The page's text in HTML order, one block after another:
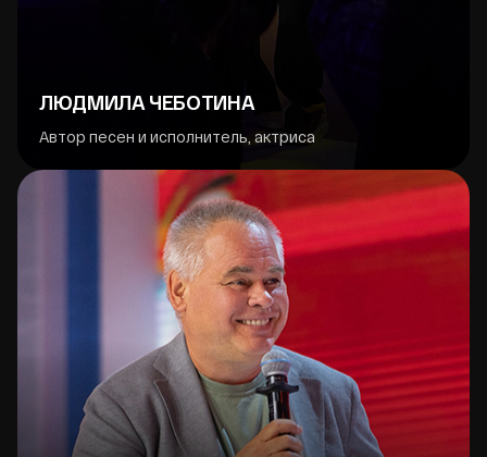
ЛЮДМИЛА ЧЕБОТИНА
Автор песен и исполнитель, актриса